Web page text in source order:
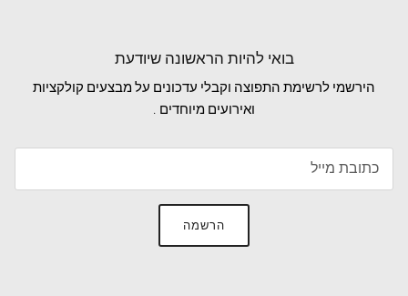
בואי להיות הראשונה שיודעת
הירשמי לרשימת התפוצה וקבלי עדכונים על מבצעים קולקציות
ואירועים מיוחדים .
הרשמה